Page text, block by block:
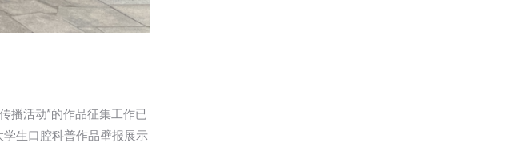
播活动”的作品征集工作已
生口腔科普作品壁报展示